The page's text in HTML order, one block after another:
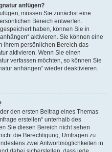
anfügen?
müssen Sie zunächst eine
Bereich entwerfen.
haben, können Sie in
aktivieren. Sie können eine
Ihrem persönlichen Bereich das
aktivieren. Wenn Sie einen
verfassen möchten, so können Sie
anhängen“ wieder deaktivieren.
den ersten Beitrag eines Themas
erstellen“ unterhalb des
Sie diesen Bereich nicht sehen
die Berechtigung, Umfragen zu
zwei Antwortmöglichkeiten in